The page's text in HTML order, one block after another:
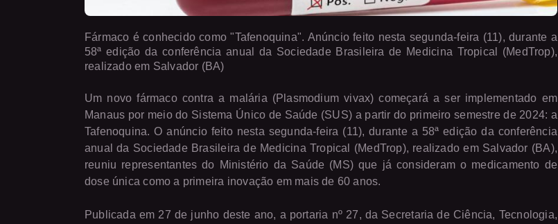
Fármaco é conhecido como "Tafenoquina". Anúncio feito nesta segunda-feira (11), durante a
58ª edição da conferência anual da Sociedade Brasileira de Medicina Tropical (MedTrop),
realizado em Salvador (BA)
Um novo fármaco contra a malária (Plasmodium vivax) começará a ser implementado em
Manaus por meio do Sistema Único de Saúde (SUS) a partir do primeiro semestre de 2024: a
Tafenoquina. O anúncio feito nesta segunda-feira (11), durante a 58ª edição da conferência
anual da Sociedade Brasileira de Medicina Tropical (MedTrop), realizado em Salvador (BA),
reuniu representantes do Ministério da Saúde (MS) que já consideram o medicamento de
dose única como a primeira inovação em mais de 60 anos.
Publicada em 27 de junho deste ano, a portaria nº 27, da Secretaria de Ciência, Tecnologia,